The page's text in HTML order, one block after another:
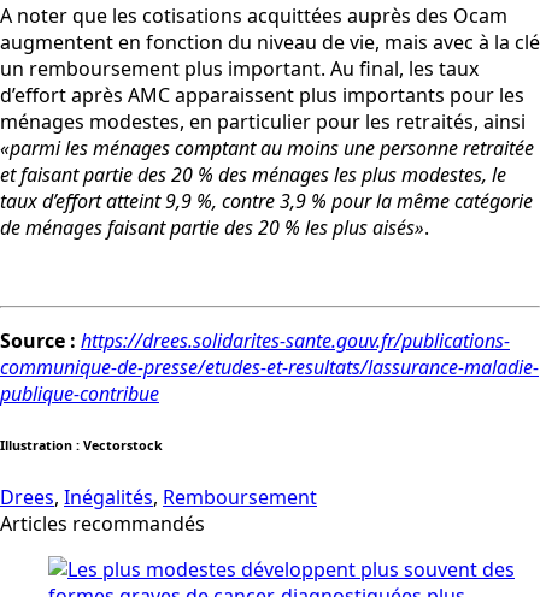
A noter que les cotisations acquittées auprès des Ocam
augmentent en fonction du niveau de vie, mais avec à la clé
un remboursement plus important. Au final, les taux
d’effort après AMC apparaissent plus importants pour les
ménages modestes, en particulier pour les retraités, ainsi
«parmi les ménages comptant au moins une personne retraitée
et faisant partie des 20 % des ménages les plus modestes, le
taux d’effort atteint 9,9 %, contre 3,9 % pour la même catégorie
de ménages faisant partie des 20 % les plus aisés».
Source : https://drees.solidarites-sante.gouv.fr/publications-
communique-de-presse/etudes-et-resultats/lassurance-maladie-
publique-contribue
Illustration : Vectorstock
Drees, Inégalités, Remboursement
Articles recommandés